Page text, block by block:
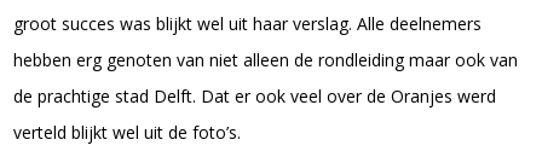
groot succes was blijkt wel uit haar verslag. Alle deelnemers
hebben erg genoten van niet alleen de rondleiding maar ook van
de prachtige stad Delft. Dat er ook veel over de Oranjes werd
verteld blijkt wel uit de foto’s.